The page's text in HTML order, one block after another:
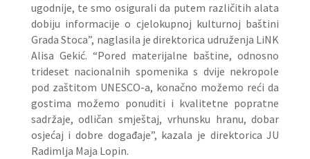
ugodnije, te smo osigurali da putem različitih alata
dobiju informacije o cjelokupnoj kulturnoj baštini
Grada Stoca”, naglasila je direktorica udruženja LiNK
Alisa Gekić. “Pored materijalne baštine, odnosno
trideset nacionalnih spomenika s dvije nekropole
pod zaštitom UNESCO-a, konačno možemo reći da
gostima možemo ponuditi i kvalitetne popratne
sadržaje, odličan smještaj, vrhunsku hranu, dobar
osjećaj i dobre događaje”, kazala je direktorica JU
Radimlja Maja Lopin.